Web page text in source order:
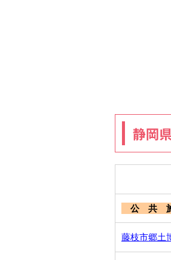
静岡
公 共
藤枝市郷土